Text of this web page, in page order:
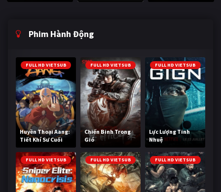
Phim Hành Động
FULL HD VIETSUB
Huyền Thoại Aang:
Tiết Khí Sư Cuối
Cùng
FULL HD VIETSUB
Chiến Binh Trong
Gió
FULL HD VIETSUB
Lực Lượng Tinh
Nhuệ
FULL HD VIETSUB FULL HD VIETSUB FULL HD VIETSUB